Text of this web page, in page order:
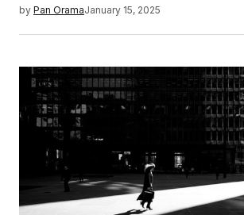
by Pan OramaJanuary 15, 2025